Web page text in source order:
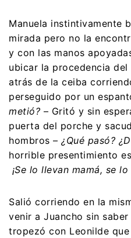
Manuela instintivamente
mirada pero no la
y con las manos
ubicar la procedencia
atrás de la ceiba
perseguido por un
metió? – Gritó y sin
puerta del porche y
hombros – ¿Qué pasó?
horrible presentimiento
¡Se lo llevan mamá, se
Salió corriendo en la
venir a Juancho sin
tropezó con Leonilde